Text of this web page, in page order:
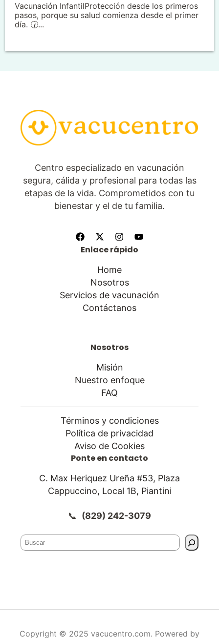
Vacunación InfantilProtección desde los primeros
pasos, porque su salud comienza desde el primer
día. 🕝...
Centro especializado en vacunación
segura, cálida y profesional para todas las
etapas de la vida. Comprometidos con tu
bienestar y el de tu familia.
Enlace rápido
Home
Nosotros
Servicios de vacunación
Contáctanos
Nosotros
Misión
Nuestro enfoque
FAQ
Términos y condiciones
Política de privacidad
Aviso de Cookies
Ponte en contacto
C. Max Heriquez Ureña #53, Plaza
Cappuccino, Local 1B, Piantini
📞 (829) 242-3079
Copyright © 2025 vacucentro.com. Powered by